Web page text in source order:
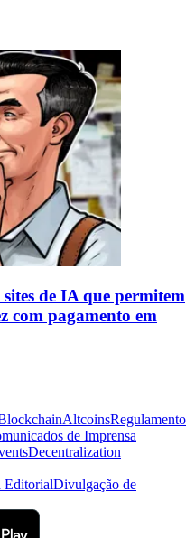
de IA que permitem
com pagamento em
AltcoinsRegulamento
de Imprensa
Decentralization
EditorialDivulgação de